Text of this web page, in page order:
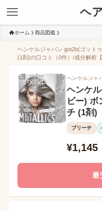
ヘ
ホーム 商品図鑑
ヘンケルジャパン got2b(ゴット
(1剤)の口コミ（0件）/成分解析
ヘンケルジャ
ヘンケ
ビー) ボ
チ (1剤)
ブリーチ
¥1,145
最